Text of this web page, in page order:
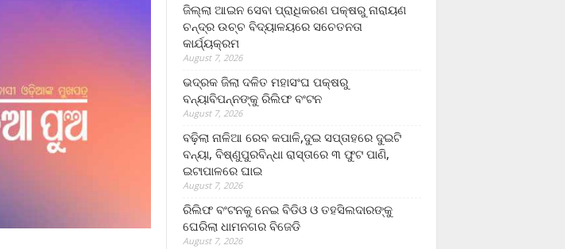
ଜିଲ୍ଲା ଆଇନ ସେବା ପ୍ରାଧିକରଣ ପକ୍ଷରୁ ନାରାୟଣ
ଚନ୍ଦ୍ର ଉଚ୍ଚ ବିଦ୍ୟାଳୟରେ ସଚେତନତା
କାର୍ଯ୍ୟକ୍ରମ
August 7, 2026
ଭଦ୍ରକ ଜିଲା ଦଳିତ ମହାସଂଘ ପକ୍ଷରୁ
ବନ୍ୟାବିପନ୍ନଙ୍କୁ ରିଲିଫ ବଂଟନ
August 7, 2026
ବଢ଼ିଲା ନାଳିଆ ରେବ କପାଳି,ଦୁଇ ସପ୍ତାହରେ ଦୁଇଟି
ବନ୍ୟା, ବିଷ୍ଣୁପୁରବିନ୍ଧା ରାସ୍ତାରେ ୩ ଫୁଟ ପାଣି,
ଇଟାପାଳରେ ଘାଇ
August 7, 2026
ରିଲିଫ ବଂଟନକୁ ନେଇ ବିଡିଓ ଓ ତହସିଲଦାରଙ୍କୁ
ଘେରିଲା ଧାମନଗର ବିଜେଡି
August 7, 2026